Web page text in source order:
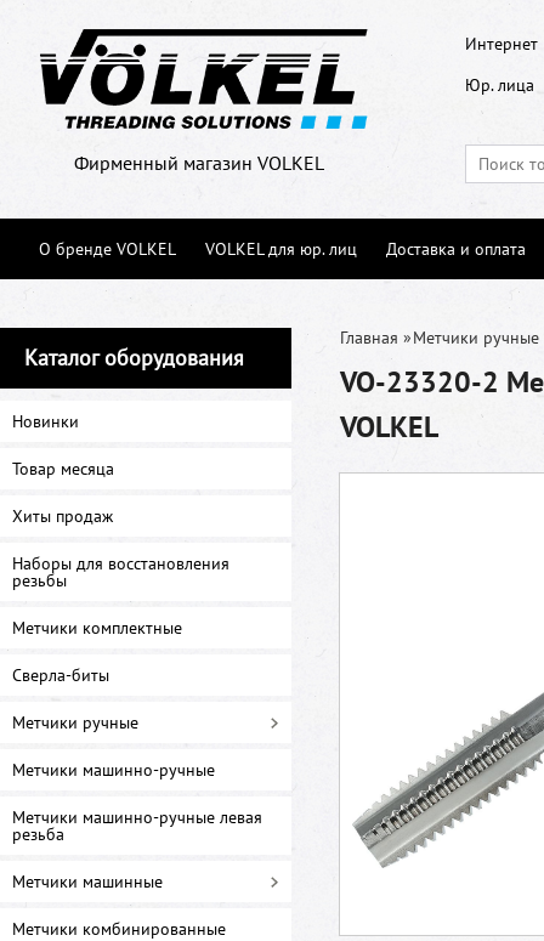
Фирменный магазин VOLKEL
Интернет
Юр. лица
О бренде VOLKEL VOLKEL для юр. лиц Доставка и оплата
Каталог оборудования
Новинки
Товар месяца
Хиты продаж
Наборы для восстановления
резьбы
Метчики комплектные
Сверла-биты
Метчики ручные
Метчики машинно-ручные
Метчики машинно-ручные левая
резьба
Метчики машинные
Метчики комбинированные
Главная »Метчики ручные
VO-23320-2
VOLKEL